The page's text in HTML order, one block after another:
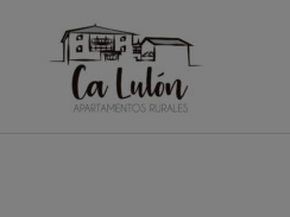
contenido